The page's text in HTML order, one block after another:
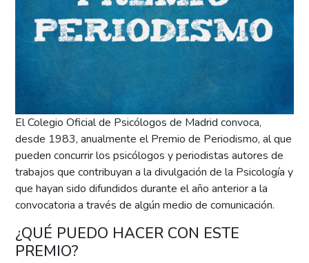
El Colegio Oficial de Psicólogos de Madrid convoca,
desde 1983, anualmente el Premio de Periodismo, al que
pueden concurrir los psicólogos y periodistas autores de
trabajos que contribuyan a la divulgación de la Psicología y
que hayan sido difundidos durante el año anterior a la
convocatoria a través de algún medio de comunicación.
¿QUÉ PUEDO HACER CON ESTE
PREMIO?